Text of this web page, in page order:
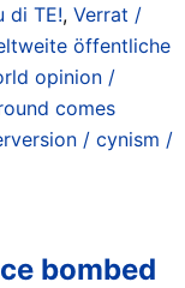
di TE!, Verrat /
öffentliche
opinion /
comes
/ cynism /
bombed